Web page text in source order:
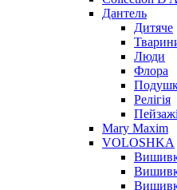
Дантель
Дитяче
Люди
Флора
Релігія
Пейзажі
Mary Maxim
VOLOSHKA